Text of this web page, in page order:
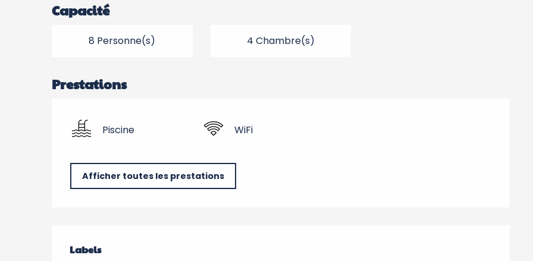
Capacité
8 Personne(s) 4 Chambre(s)
Prestations
Piscine WiFi
Afficher toutes les prestations
Offres de prestations
Labels
Labels